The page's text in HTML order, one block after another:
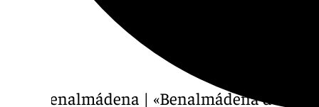
Vive Benalmádena | «Benalmádena de